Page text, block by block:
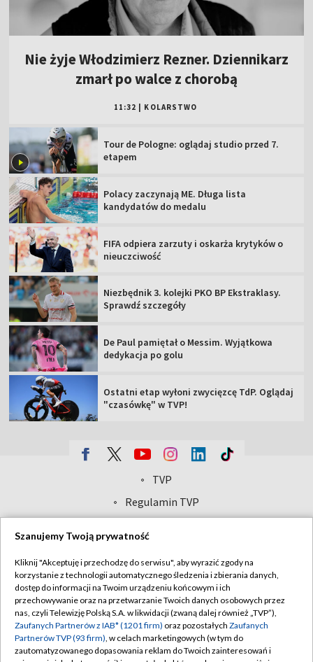
Nie żyje Włodzimierz Rezner. Dziennikarz
zmarł po walce z chorobą
11:32 KOLARSTWO
Tour de Pologne: oglądaj studio przed 7.
etapem
Polacy zaczynają ME. Długa lista
kandydatów do medalu
FIFA odpiera zarzuty i oskarża krytyków o
nieuczciwość
Niezbędnik 3. kolejki PKO BP Ekstraklasy.
Sprawdź szczegóły
De Paul pamiętał o Messim. Wyjątkowa
dedykacja po golu
Ostatni etap wyłoni zwycięzcę TdP. Oglądaj
"czasówkę" w TVP!
TVP
Abonament TVP
Oferta Handlowa
Telegazeta ogłoszenia
Emisja w TVP
Rada Programowa
Ogłoszenia przetargowe
Regulamin TVP
Biuro reklamy
Kontakt
Kanały
Szanujemy Twoją prywatność
Kliknij "Akceptuję i przechodzę do serwisu", aby wyrazić zgody na
korzystanie z technologii automatycznego śledzenia i zbierania danych,
dostęp do informacji na Twoim urządzeniu końcowym i ich
przechowywanie oraz na przetwarzanie Twoich danych osobowych przez
nas, czyli Telewizję Polską S.A. w likwidacji (zwaną dalej również „TVP”),
Zaufanych Partnerów z IAB* (1201 firm) oraz pozostałych Zaufanych
Partnerów TVP (93 firm), w celach marketingowych (w tym do
zautomatyzowanego dopasowania reklam do Twoich zainteresowań i